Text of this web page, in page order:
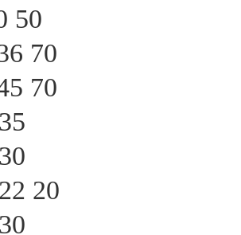
50
70
70
20